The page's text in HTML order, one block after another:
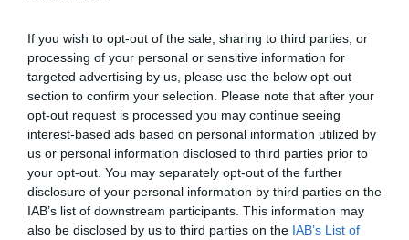
If you wish to opt-out of the sale, sharing to third parties, or
processing of your personal or sensitive information for
targeted advertising by us, please use the below opt-out
section to confirm your selection. Please note that after your
opt-out request is processed you may continue seeing
interest-based ads based on personal information utilized by
us or personal information disclosed to third parties prior to
your opt-out. You may separately opt-out of the further
disclosure of your personal information by third parties on the
IAB’s list of downstream participants. This information may
also be disclosed by us to third parties on the IAB’s List of